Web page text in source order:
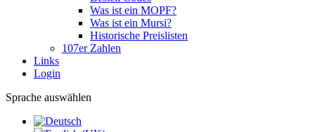
Was ist ein MOPF?
Was ist ein Mursi?
Historische Preislisten
107er Zahlen
Links
Login
Sprache auswählen